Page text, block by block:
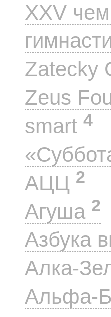
XXV
Zatecky
Zeus
smart 4
АЦЦ 2
Агуша 2
Азбука
Алка-
Альфа-